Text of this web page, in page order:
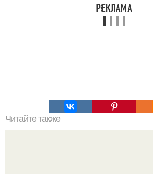
Читайте также